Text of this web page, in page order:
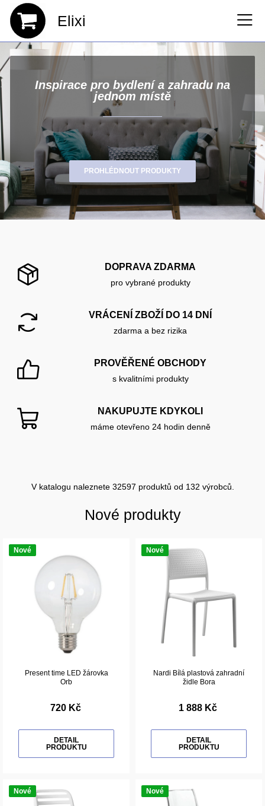
Elixi
Inspirace pro bydlení a zahradu na
jednom místě
PROHLÉDNOUT PRODUKTY
DOPRAVA ZDARMA
pro vybrané produkty
VRÁCENÍ ZBOŽÍ DO 14 DNÍ
zdarma a bez rizika
PROVĚŘENÉ OBCHODY
s kvalitními produkty
NAKUPUJTE KDYKOLI
máme otevřeno 24 hodin denně
V katalogu naleznete 32597 produktů od 132 výrobců.
Nové produkty
Nové
Present time LED žárovka
Orb
720 Kč
DETAIL
PRODUKTU
Nové
Nardi Bílá plastová zahradní
židle Bora
1 888 Kč
DETAIL
PRODUKTU
Nové Nové